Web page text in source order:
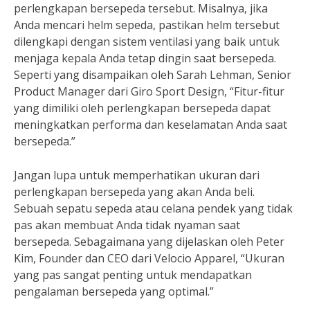
perlengkapan bersepeda tersebut. Misalnya, jika
Anda mencari helm sepeda, pastikan helm tersebut
dilengkapi dengan sistem ventilasi yang baik untuk
menjaga kepala Anda tetap dingin saat bersepeda.
Seperti yang disampaikan oleh Sarah Lehman, Senior
Product Manager dari Giro Sport Design, “Fitur-fitur
yang dimiliki oleh perlengkapan bersepeda dapat
meningkatkan performa dan keselamatan Anda saat
bersepeda.”
Jangan lupa untuk memperhatikan ukuran dari
perlengkapan bersepeda yang akan Anda beli.
Sebuah sepatu sepeda atau celana pendek yang tidak
pas akan membuat Anda tidak nyaman saat
bersepeda. Sebagaimana yang dijelaskan oleh Peter
Kim, Founder dan CEO dari Velocio Apparel, “Ukuran
yang pas sangat penting untuk mendapatkan
pengalaman bersepeda yang optimal.”